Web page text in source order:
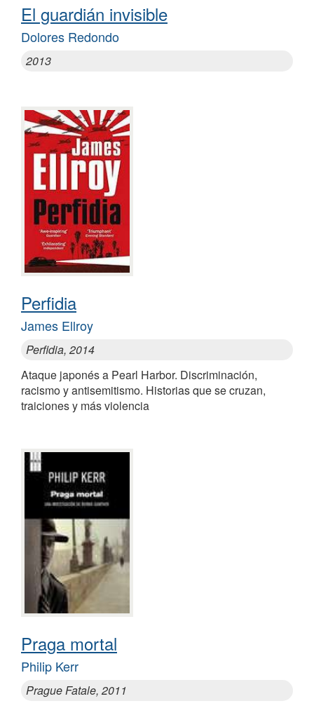
El guardián invisible
Dolores Redondo
2013
Perfidia
James Ellroy
Perfidia, 2014
Ataque japonés a Pearl Harbor. Discriminación,
racismo y antisemitismo. Historias que se cruzan,
traiciones y más violencia
Praga mortal
Philip Kerr
Prague Fatale, 2011